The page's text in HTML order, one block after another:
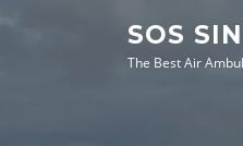
SOS
The Best Air